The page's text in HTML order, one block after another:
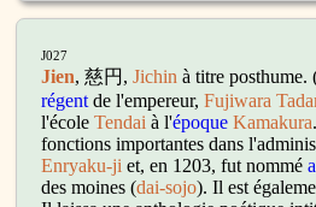
J027
Jien, 慈円, Jichin à titre posthume.
régent de l'empereur,Fujiwara
l'écoleTendai à l'époque Kamakura
fonctions importantes dans
Enryaku-ji et, en 1203, fut nommé
des moines (dai-sojo). Il est